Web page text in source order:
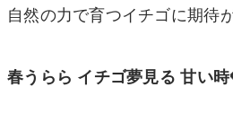
自然の力で育つイチゴに期待
春うらら イチゴ夢見る 甘い時